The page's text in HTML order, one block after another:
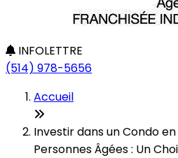
INFOLETTRE
(514) 978-5656
Accueil
Investir dans un Condo
Personnes Âgées : Un